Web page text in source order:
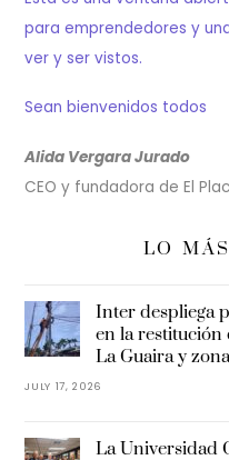
para emprendedores y
ver y ser vistos.
Sean bienvenidos todos
Alida Vergara Jurado
CEO y fundadora de El
LO
Inter despliega
en la restitución
La Guaira y
JULY 17, 2026
La Universidad